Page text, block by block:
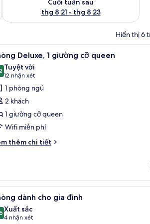
Cuối tuần sau
thg 8 21 - thg 8 23
Hiển thị 6
màn/rèm cản sáng Phòng Deluxe, 1
19 Deluxe, 1 giường cỡ queen
trên 10
Tuyệt vời
12 nhận xét
(12
nhận
xét)
1 phòng ngủ
2 khách
1 giường cỡ queen
Wifi miễn phí
thêm chi tiết
làm việc phù hợp cho laptop, màn/rèm cản sáng
Phòng dành cho
13 dành cho gia đình
trên 10
Xuất sắc
4 nhận xét
(4